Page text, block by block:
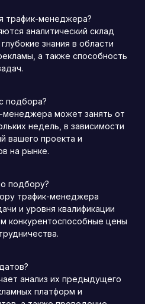
трафик-менеджера?
аналитический склад
знания в области
а также способность
подбора?
может занять от
недель, в зависимости
вашего проекта и
на рынке.
подбору?
трафик-менеджера
и уровня квалификации
конкурентоспособные цены
анализ их предыдущего
платформ и